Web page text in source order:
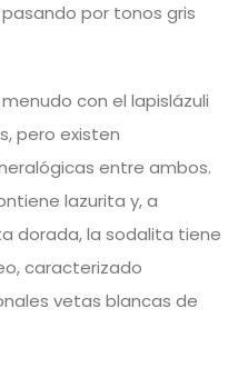
por tonos gris
con el lapislázuli
pero existen
entre ambos.
lazurita y, a
dorada, la sodalita tiene
caracterizado
vetas blancas de